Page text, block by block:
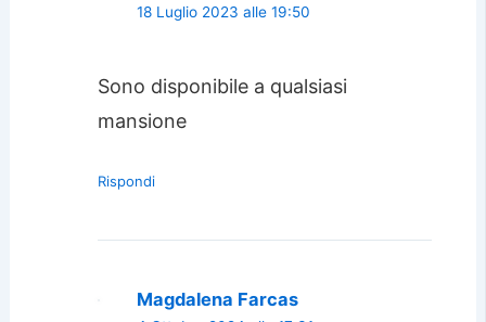
18 Luglio 2023 alle 19:50
Sono disponibile a qualsiasi
mansione
Rispondi
Magdalena Farcas